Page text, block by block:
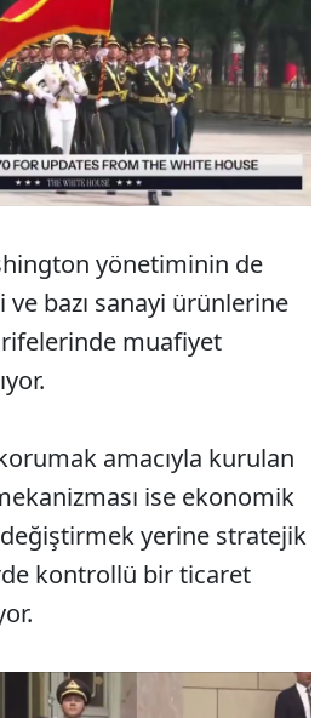
yönetiminin de
bazı sanayi ürünlerine
muafiyet
amacıyla kurulan
ise ekonomik
yerine stratejik
kontrollü bir ticaret